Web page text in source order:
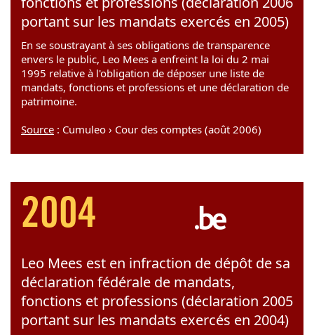
portant sur les mandats exercés en 2005)
En se soustrayant à ses obligations de transparence
envers le public, Leo Mees a enfreint la loi du 2 mai
1995 relative à l'obligation de déposer une liste de
mandats, fonctions et professions et une déclaration de
patrimoine.
Source : Cumuleo › Cour des comptes (août 2006)
2004
Leo Mees est en infraction de dépôt de sa
déclaration fédérale de mandats,
fonctions et professions (déclaration 2005
portant sur les mandats exercés en 2004)